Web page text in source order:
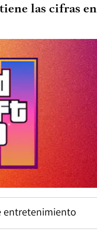
las cifras en
entretenimiento